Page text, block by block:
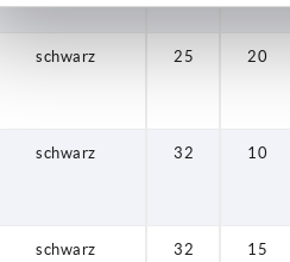
schwarz 25 20
schwarz 32 10
schwarz 32 15